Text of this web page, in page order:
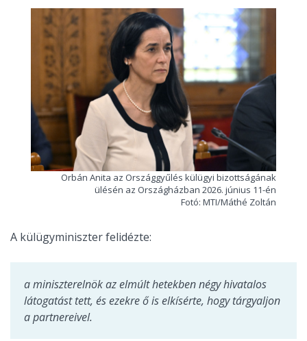
Orbán Anita az Országgyűlés külügyi bizottságának
ülésén az Országházban 2026. június 11-én
Fotó: MTI/Máthé Zoltán
A külügyminiszter felidézte:
a miniszterelnök az elmúlt hetekben négy hivatalos
látogatást tett, és ezekre ő is elkísérte, hogy tárgyaljon
a partnereivel.